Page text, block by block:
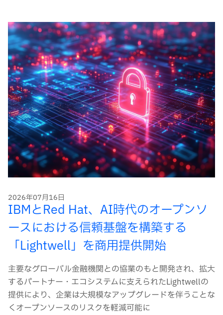
2026年07月16日
IBMとRed Hat、AI時代のオープンソ
ースにおける信頼基盤を構築する
「Lightwell」を商用提供開始
主要なグローバル金融機関との協業のもと開発され、拡大
するパートナー・エコシステムに支えられたLightwellの
提供により、企業は大規模なアップグレードを伴うことな
くオープンソースのリスクを軽減可能に